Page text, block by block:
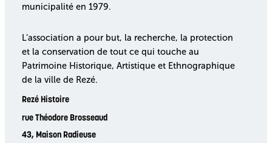
municipalité en 1979.
L’association a pour but, la recherche, la protection
et la conservation de tout ce qui touche au
Patrimoine Historique, Artistique et Ethnographique
de la ville de Rezé.
Rezé Histoire
rue Théodore Brosseaud
43, Maison Radieuse